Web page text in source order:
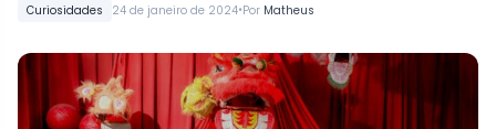
Curiosidades 24 de janeiro de 2024•Por Matheus